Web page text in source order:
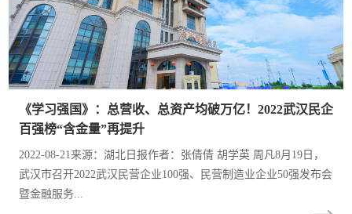
《学习强国》：总营收、总资产均破万亿！2022武汉民企
百强榜“含金量”再提升
2022-08-21来源：湖北日报作者：张倩倩 胡学英 周凡8月19日，
武汉市召开2022武汉民营企业100强、民营制造业企业50强发布会
暨金融服务...